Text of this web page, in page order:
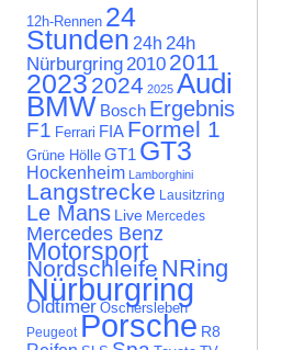
12h-Rennen 24
Stunden 24h 24h
Nürburgring2010 2011
20232024 2025 Audi
BMW Bosch Ergebnis
F1 Ferrari FIA Formel 1
Grüne Hölle GT1 GT3
Hockenheim Lamborghini
Langstrecke Lausitzring
Le Mans Live Mercedes
Mercedes Benz
Motorsport
Nordschleife NRing
Nürburgring
Oldtimer Oschersleben
Peugeot Porsche R8